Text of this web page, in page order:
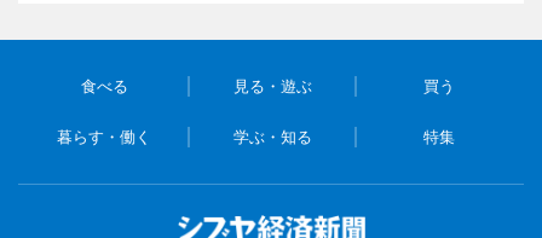
食べる 見る・遊ぶ 買う
暮らす・働く 学ぶ・知る 特集